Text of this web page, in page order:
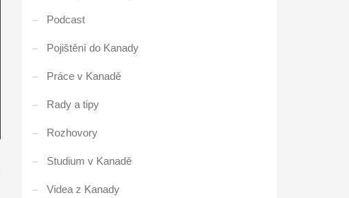
Podcast
Pojištění do Kanady
Práce v Kanadě
Rady a tipy
Rozhovory
Studium v Kanadě
Videa z Kanady